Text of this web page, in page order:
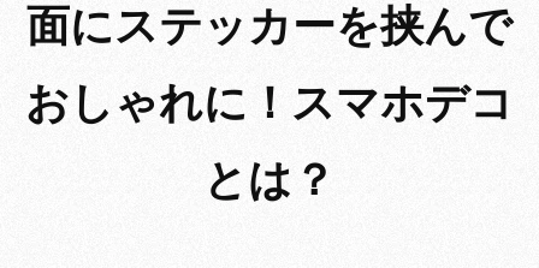
面にステッカーを挟んで
おしゃれに！スマホデコ
とは？